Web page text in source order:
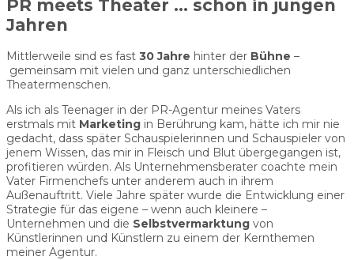
PR meets Theater … schon in jungen
Jahren
Mittlerweile sind es fast 30 Jahre hinter der Bühne –
gemeinsam mit vielen und ganz unterschiedlichen
Theatermenschen.
Als ich als Teenager in der PR-Agentur meines Vaters
erstmals mit Marketing in Berührung kam, hätte ich mir nie
gedacht, dass später Schauspielerinnen und Schauspieler von
jenem Wissen, das mir in Fleisch und Blut übergegangen ist,
profitieren würden. Als Unternehmensberater coachte mein
Vater Firmenchefs unter anderem auch in ihrem
Außenauftritt. Viele Jahre später wurde die Entwicklung einer
Strategie für das eigene – wenn auch kleinere –
Unternehmen und die Selbstvermarktung von
Künstlerinnen und Künstlern zu einem der Kernthemen
meiner Agentur.